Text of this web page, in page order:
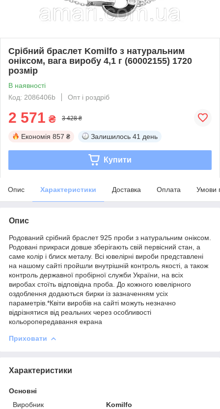
Срібний браслет Komilfo з натуральним
оніксом, вага виробу 4,1 г (60002155) 1720
розмір
В наявності
Код: 2086406b
Опт і роздріб
2 571 ₴ 3 428 ₴
Економія 857 ₴ Залишилось 41 день
Купити
Опис Характеристики Доставка Оплата Умови
Опис
Родований срібний браслет 925 проби з натуральним оніксом.
Родовані прикраси довше зберігають свій первісний стан, а
саме колір і блиск металу. Всі ювелірні вироби представлені
на нашому сайті пройшли внутрішній контроль якості, а також
контроль державної пробірної служби України, на всіх
виробах стоїть відповідна проба. До кожного ювелірного
оздоблення додаються бирки із зазначенням усіх
параметрів.*Квіти виробів на сайті можуть незначно
відрізнятися від реальних через особливості
кольоропередавання екрана
Приховати
Характеристики
Основні
Виробник
Komilfo